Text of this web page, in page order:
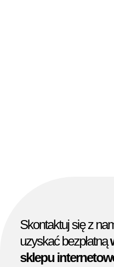
Skontaktuj się z
uzyskać bezpłatną
sklepu